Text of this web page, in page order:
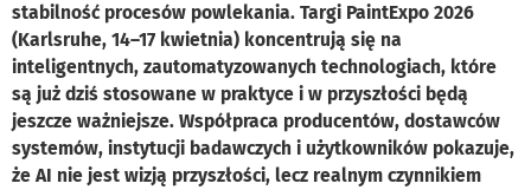
stabilność procesów powlekania. Targi PaintExpo 2026
(Karlsruhe, 14–17 kwietnia) koncentrują się na
inteligentnych, zautomatyzowanych technologiach, które
są już dziś stosowane w praktyce i w przyszłości będą
jeszcze ważniejsze. Współpraca producentów, dostawców
systemów, instytucji badawczych i użytkowników pokazuje,
że AI nie jest wizją przyszłości, lecz realnym czynnikiem